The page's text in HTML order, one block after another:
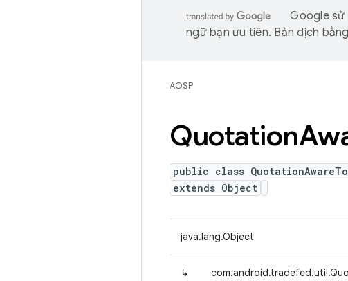
Google sử
ngữ bạn ưu tiên. Bản dịch
AOSP
Quotation
public class
extends Object
java.lang.Object
↳